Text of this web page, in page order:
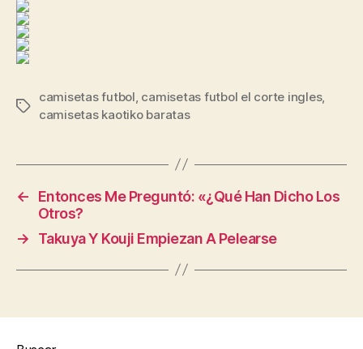
Etiquetas
camisetas futbol camisetas futbol el corte ingles,
camisetas kaotiko baratas
←
Entonces Me Preguntó: «¿Qué Han Dicho Los
Otros?
→
Takuya Y Kouji Empiezan A Pelearse